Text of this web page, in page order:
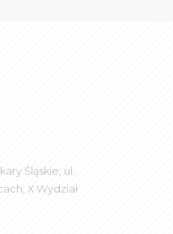
Śląskie; ul.
X Wydział